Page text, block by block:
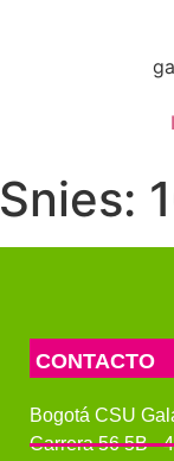
Snies:
CONTACTO
Bogotá CSU
Carrera 56 5B -